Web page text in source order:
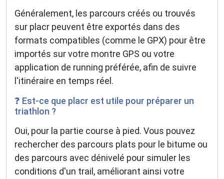
Généralement, les parcours créés ou trouvés
sur placr peuvent être exportés dans des
formats compatibles (comme le GPX) pour être
importés sur votre montre GPS ou votre
application de running préférée, afin de suivre
l'itinéraire en temps réel.
❓ Est-ce que placr est utile pour préparer un
triathlon ?
Oui, pour la partie course à pied. Vous pouvez
rechercher des parcours plats pour le bitume ou
des parcours avec dénivelé pour simuler les
conditions d'un trail, améliorant ainsi votre